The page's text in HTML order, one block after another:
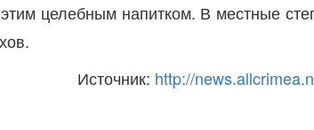
целебным напитком. В местные
Источник: http://